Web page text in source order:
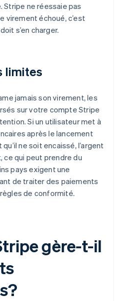
ne réessaie pas
virement échoué, c’est
s’en charger.
limites
jamais son virement, les
sur votre compte Stripe
Si un utilisateur met à
après le lancement
ne soit encaissé, l’argent
ce qui peut prendre du
pays exigent une
de traiter des paiements
de conformité.
gère-t-il